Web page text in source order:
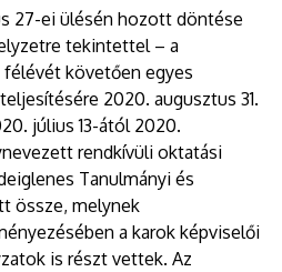
27-ei ülésén hozott döntése
tekintettel – a
követően egyes
2020. augusztus 31.
július 13-ától 2020.
rendkívüli oktatási
Tanulmányi és
össze, melynek
a karok képviselői
is részt vettek. Az